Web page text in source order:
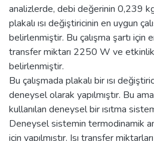
analizlerde, debi değerinin 0,239
plakalı ısı değiştiricinin en uygun
belirlenmiştir. Bu çalışma şartı için
transfer miktarı 2250 W ve
belirlenmiştir.
Bu çalışmada plakalı bir ısı
deneysel olarak yapılmıştır. Bu
kullanılan deneysel bir ısıtma
Deneysel sistemin termodinamik
için yapılmıştır. Isı transfer